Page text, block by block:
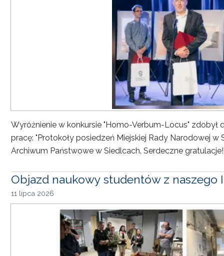
Wyróżnienie w konkursie "Homo-Verbum-Locus" zdobył
pracę: "Protokoły posiedzeń Miejskiej Rady Narodowej
Archiwum Państwowe w Siedlcach. Serdeczne gratulacje!
Objazd naukowy studentów z naszego
11 lipca 2026